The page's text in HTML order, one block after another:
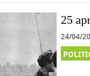
25
24/04/